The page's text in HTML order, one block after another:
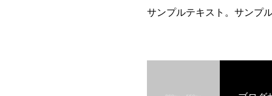
サンプルテキスト。サンプ